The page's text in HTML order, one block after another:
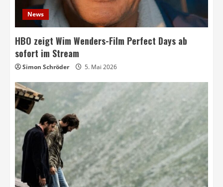
News
HBO zeigt Wim Wenders-Film Perfect Days ab
sofort im Stream
Simon Schröder 5. Mai 2026